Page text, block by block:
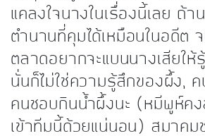
แคลงใจนางในเรื่องนี้เลย ถ้าน
ตำนานที่คุมได้เหมือนในอดีต
ตลาดอยากจะแบนนางเสียให้
นั่นก็ไม่ใช่ความรู้สึกของผึ้ง, ค
คนชอบกินน้ำผึ้งนะ (หมีพูห์ค
เข้าทีมนี้ด้วยแน่นอน) สมาคม